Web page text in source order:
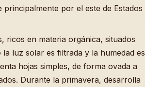
por el este de Estados
ricos en materia orgánica, situados
luz solar es filtrada y la humedad es
hojas simples, de forma ovada a
Durante la primavera, desarrolla